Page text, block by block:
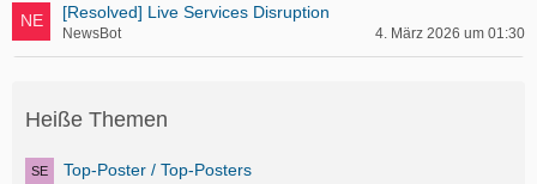
[Resolved] Live Services Disruption
NewsBot 4. März 2026 um 01:30
Heiße Themen
Top-Poster / Top-Posters